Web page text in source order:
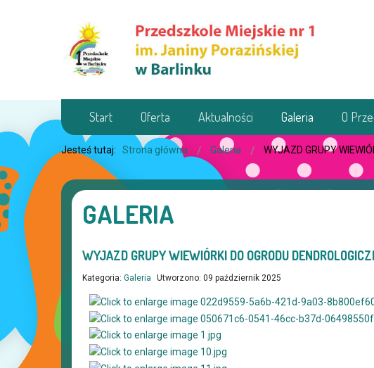
Start Oferta Aktualności Galeria O
Jesteś tutaj: Strona główna Galeria WYJAZD GRUPY
GALERIA
WYJAZD GRUPY WIEWIÓRKI DO OGRODU
Kategoria: Galeria Utworzono: 09 październik 2025